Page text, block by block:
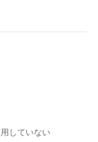
していない